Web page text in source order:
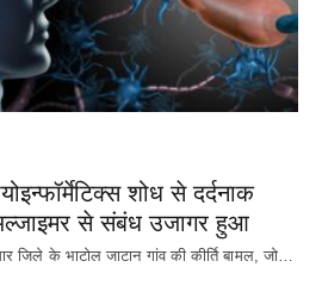
शोध से दर्दनाक
से संबंध उजागर हुआ
जिले के भाटोल जाटान गांव की कीर्ति बामल, जो…